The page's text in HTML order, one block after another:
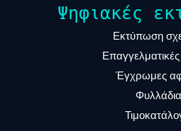
Ψηφιακές
Εκτύπωση
Έγχρωμες
Φυλλάδια